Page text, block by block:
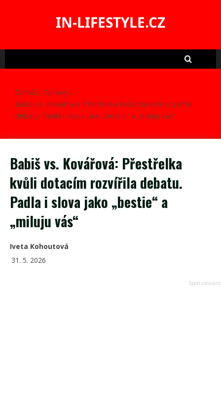
IN-LIFESTYLE.CZ
Domů
Zprávy
Babiš vs. Kovářová: Přestřelka kvůli dotacím rozvířila
debatu. Padla i slova jako „bestie“ a „miluju vás“
Babiš vs. Kovářová: Přestřelka
kvůli dotacím rozvířila debatu.
Padla i slova jako „bestie“ a
„miluju vás“
Iveta Kohoutová
31. 5. 2026